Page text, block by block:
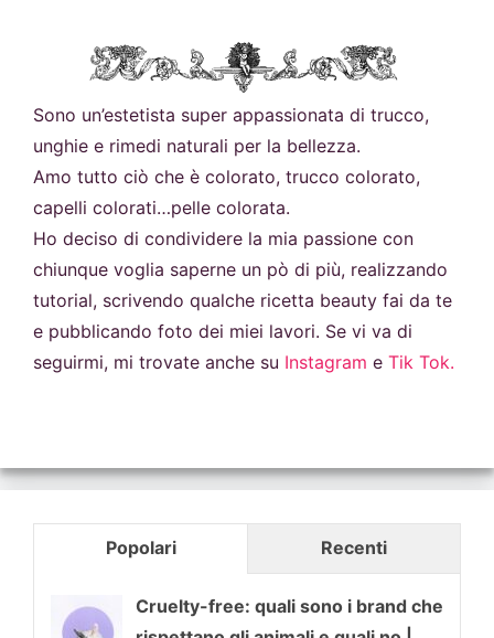
Sono un’estetista super appassionata di trucco,
unghie e rimedi naturali per la bellezza.
Amo tutto ciò che è colorato, trucco colorato,
capelli colorati…pelle colorata.
Ho deciso di condividere la mia passione con
chiunque voglia saperne un pò di più, realizzando
tutorial, scrivendo qualche ricetta beauty fai da te
e pubblicando foto dei miei lavori. Se vi va di
seguirmi, mi trovate anche su Instagram e Tik Tok.
Popolari Recenti
Cruelty-free: quali sono i brand che